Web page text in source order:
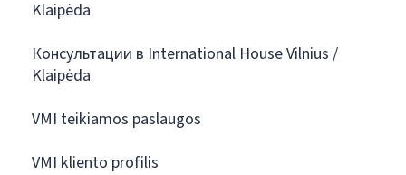
Klaipėda
Консультации в International House Vilnius /
Klaipėda
VMI teikiamos paslaugos
VMI kliento profilis